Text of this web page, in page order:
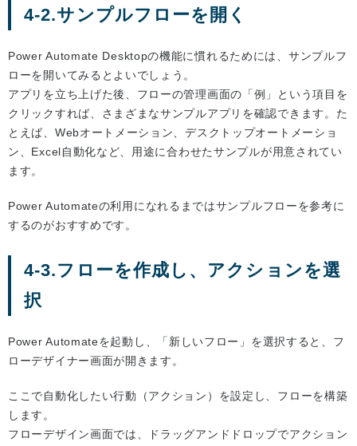
4-2.サンプルフローを開く
Power Automate Desktopの機能に慣れるためには、サンプルフ
ローを開いてみるとよいでしょう。
アプリを立ち上げた後、フローの管理画面の「例」という項目を
クリックすれば、さまざまなサンプルアプリを確認できます。た
とえば、Webオートメーション、デスクトップオートメーショ
ン、Excel自動化など、用途に合わせたサンプルが用意されてい
ます。
Power Automateの利用になれるまではサンプルフローを参考に
するのがおすすめです。
4-3.フローを作成し、アクションを選
択
Power Automateを起動し、「新しいフロー」を選択すると、フ
ローデザイナー画面が開きます。
ここで自動化したい行動（アクション）を設定し、フローを構築
します。
フローデザイン画面では、ドラッグアンドドロップでアクション